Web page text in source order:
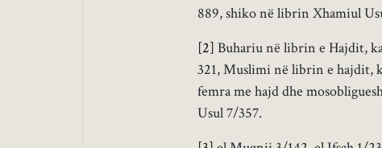
889, shiko në librin Xhamiul
[2] Buhariu në librin e Hajdit,
321, Muslimi në librin e hajdit,
femra me hajd dhe
Usul 7/357.